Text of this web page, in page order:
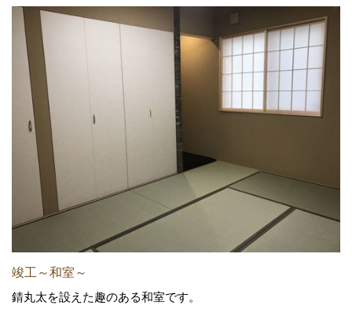
竣工～和室～
錆丸太を設えた趣のある和室です。